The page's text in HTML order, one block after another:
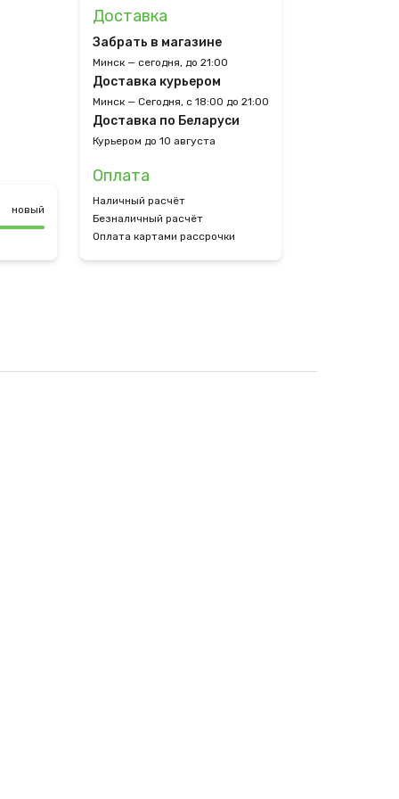
новый
Доставка
Забрать в магазине
Минск — сегодня, до 21:00
Доставка курьером
Минск — Сегодня, с 18:00 до 21:00
Доставка по Беларуси
Курьером до 10 августа
Оплата
Наличный расчёт
Безналичный расчёт
Оплата картами рассрочки